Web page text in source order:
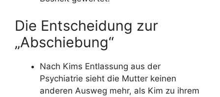
Die Entscheidung zur
„Abschiebung“
Nach Kims Entlassung aus der
Psychiatrie sieht die Mutter keinen
anderen Ausweg mehr, als Kim zu ihrem